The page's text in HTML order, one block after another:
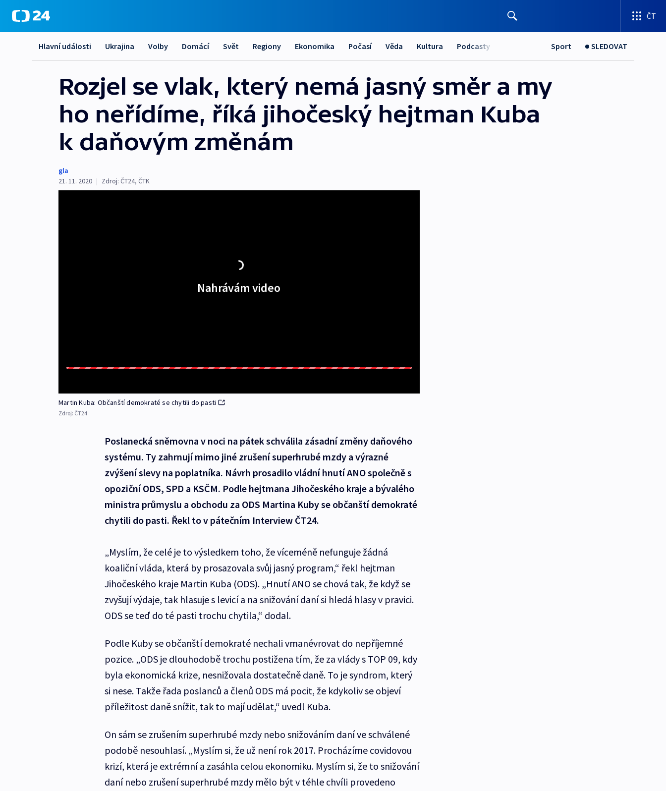
ČT
Hlavní události Ukrajina Volby Domácí Svět Regiony Ekonomika Počasí Věda Kultura Podcasty Sport SLEDOVAT
Rozjel se vlak, který nemá jasný směr a my
ho neřídíme, říká jihočeský hejtman Kuba
k daňovým změnám
gla
21. 11. 2020 | Zdroj: ČT24, ČTK
Nahrávám video
Martin Kuba: Občanští demokraté se chytili do pasti
Zdroj: ČT24
Poslanecká sněmovna v noci na pátek schválila zásadní změny daňového
systému. Ty zahrnují mimo jiné zrušení superhrubé mzdy a výrazné
zvýšení slevy na poplatníka. Návrh prosadilo vládní hnutí ANO společně s
opoziční ODS, SPD a KSČM. Podle hejtmana Jihočeského kraje a bývalého
ministra průmyslu a obchodu za ODS Martina Kuby se občanští demokraté
chytili do pasti. Řekl to v pátečním Interview ČT24.
„Myslím, že celé je to výsledkem toho, že víceméně nefunguje žádná
koaliční vláda, která by prosazovala svůj jasný program,“ řekl hejtman
Jihočeského kraje Martin Kuba (ODS). „Hnutí ANO se chová tak, že když se
zvyšují výdaje, tak hlasuje s levicí a na snižování daní si hledá hlasy v pravici.
ODS se teď do té pasti trochu chytila,“ dodal.
Podle Kuby se občanští demokraté nechali vmanévrovat do nepříjemné
pozice. „ODS je dlouhodobě trochu postižena tím, že za vlády s TOP 09, kdy
byla ekonomická krize, nesnižovala dostatečně daně. To je syndrom, který
si nese. Takže řada poslanců a členů ODS má pocit, že kdykoliv se objeví
příležitost daně snížit, tak to mají udělat,“ uvedl Kuba.
On sám se zrušením superhrubé mzdy nebo snižováním daní ve schválené
podobě nesouhlasí. „Myslím si, že už není rok 2017. Procházíme covidovou
krizí, která je extrémní a zasáhla celou ekonomiku. Myslím si, že to snižování
daní nebo zrušení superhrubé mzdy mělo být v téhle chvíli provedeno